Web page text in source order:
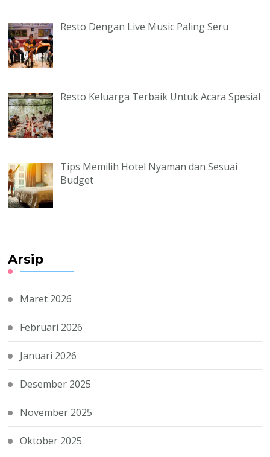
Resto Dengan Live Music Paling Seru
Resto Keluarga Terbaik Untuk Acara Spesial
Tips Memilih Hotel Nyaman dan Sesuai
Budget
Arsip
Maret 2026
Februari 2026
Januari 2026
Desember 2025
November 2025
Oktober 2025